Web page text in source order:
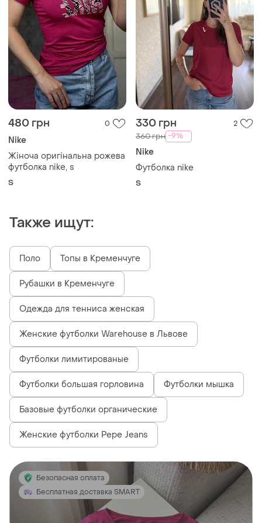
480 грн 0
Nike
Жіноча оригінальна рожева
футболка nike, s
S
330 грн 2
360 грн -9%
Nike
Футболка nike
S
Также ищут:
Поло Топы в Кременчуге
Рубашки в Кременчуге
Одежда для тенниса женская
Женские футболки Warehouse в Львове
Футболки лимитированые
Футболки большая горловина Футболки мышка
Базовые футболки органические
Женские футболки Pepe Jeans
Безопасная оплата
Бесплатная доставка SMART